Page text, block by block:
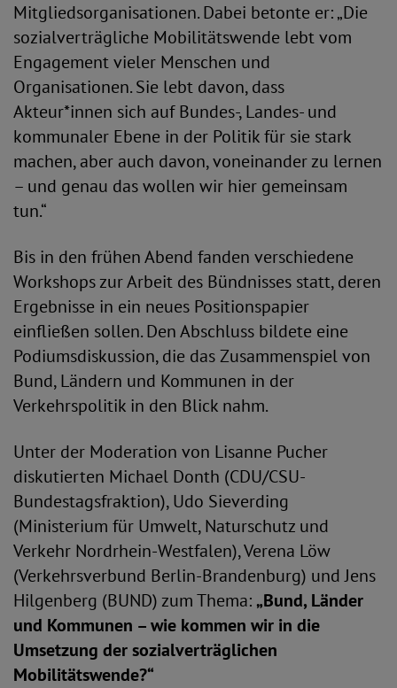
Mitgliedsorganisationen. Dabei betonte er: „Die
sozialverträgliche Mobilitätswende lebt vom
Engagement vieler Menschen und
Organisationen. Sie lebt davon, dass
Akteur*innen sich auf Bundes-, Landes- und
kommunaler Ebene in der Politik für sie stark
machen, aber auch davon, voneinander zu lernen
– und genau das wollen wir hier gemeinsam
tun.“
Bis in den frühen Abend fanden verschiedene
Workshops zur Arbeit des Bündnisses statt, deren
Ergebnisse in ein neues Positionspapier
einfließen sollen. Den Abschluss bildete eine
Podiumsdiskussion, die das Zusammenspiel von
Bund, Ländern und Kommunen in der
Verkehrspolitik in den Blick nahm.
Unter der Moderation von Lisanne Pucher
diskutierten Michael Donth (CDU/CSU-
Bundestagsfraktion), Udo Sieverding
(Ministerium für Umwelt, Naturschutz und
Verkehr Nordrhein-Westfalen), Verena Löw
(Verkehrsverbund Berlin-Brandenburg) und Jens
Hilgenberg (BUND) zum Thema:„Bund, Länder
und Kommunen – wie kommen wir in die
Umsetzung der sozialverträglichen
Mobilitätswende?“